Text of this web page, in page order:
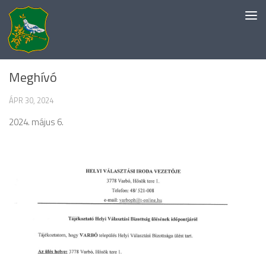
Skip to content
EGYÉB KATEGÓRIA
Meghívó
ÁPR 30, 2024
2024. május 6.